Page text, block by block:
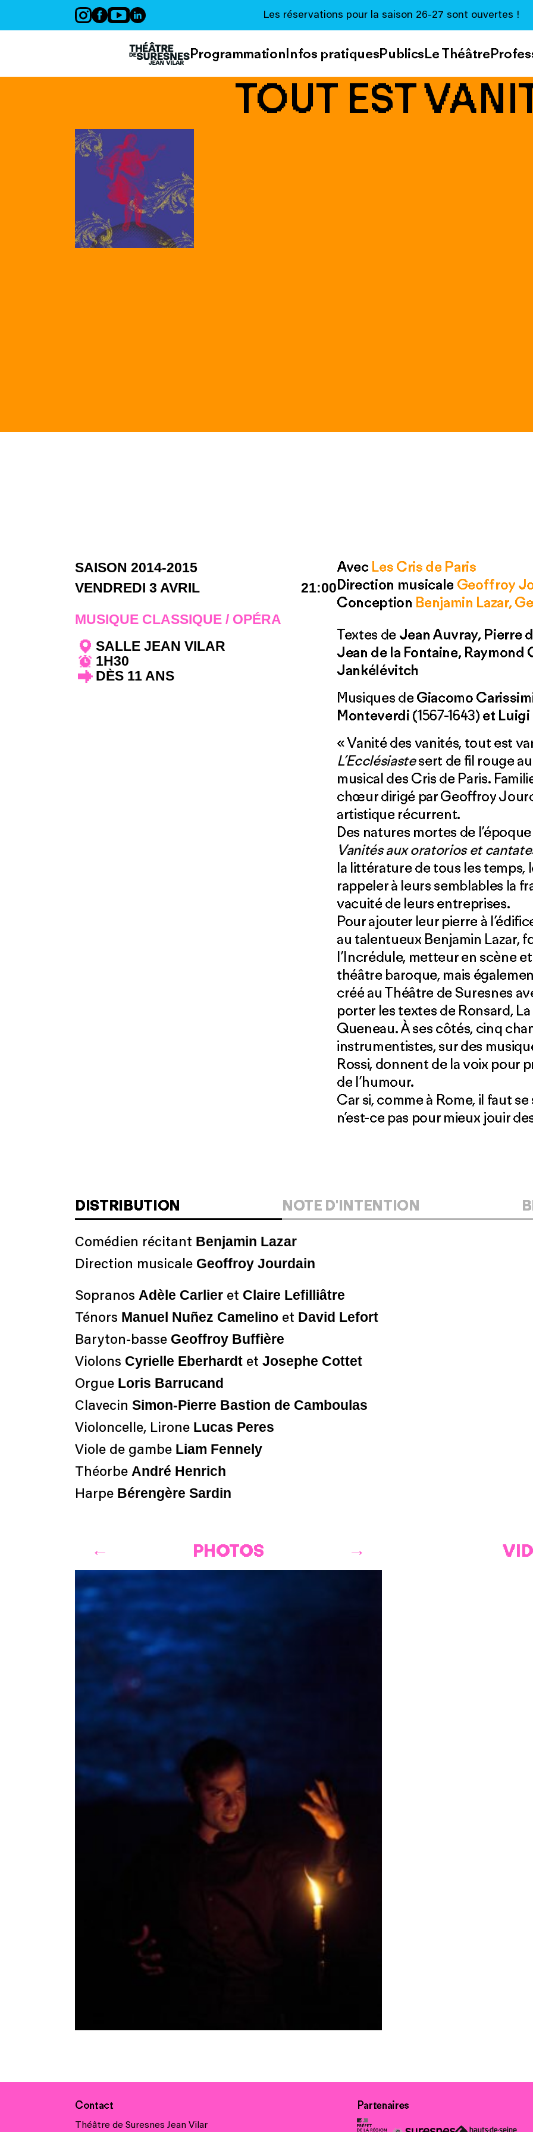
Les réservations pour la saison 26-27 sont ouvertes !
ProgrammationInfos pratiquesPublicsLe Théâtre
TOUT EST
SAISON 2014-2015
VENDREDI 3 AVRIL
21:00
MUSIQUE CLASSIQUE / OPÉRA
SALLE JEAN VILAR
1H30
DÈS 11 ANS
Avec Les Cris de Paris
Direction musicale Geoffroy
Conception Benjamin Lazar,
Textes de Jean Auvray, Pierre
Jean de la Fontaine, Raymond
Jankélévitch
Musiques de Giacomo
Monteverdi (1567-1643) et
« Vanité des vanités, tout est
L’Ecclésiastesert de fil rouge
musical des Cris de Paris.
chœur dirigé par Geoffroy
artistique récurrent.
Des natures mortes de
Vanités aux oratorios et
la littérature de tous les temps,
rappeler à leurs semblables la
vacuité de leurs entreprises.
Pour ajouter leur pierre à
au talentueux Benjamin Lazar,
l’Incrédule, metteur en scène
théâtre baroque, mais
créé au Théâtre de Suresnes
porter les textes de Ronsard,
Queneau. À ses côtés, cinq
instrumentistes, sur des
Rossi, donnent de la voix pour
de l’humour.
Car si, comme à Rome, il faut
n’est-ce pas pour mieux jouir
DISTRIBUTION NOTE D'INTENTION
Comédien récitant Benjamin Lazar
Direction musicale Geoffroy Jourdain
Sopranos Adèle Carlier et Claire Lefilliâtre
Ténors Manuel Nuñez Camelino et David Lefort
Baryton-basse Geoffroy Buffière
Violons Cyrielle Eberhardt et Josephe Cottet
Orgue Loris Barrucand
Clavecin Simon-Pierre Bastion de Camboulas
Violoncelle, Lirone Lucas Peres
Viole de gambe Liam Fennely
Théorbe André Henrich
Harpe Bérengère Sardin
PHOTOS
Contact
Théâtre de Suresnes Jean Vilar
Partenaires
Panneau de gestion des cookies